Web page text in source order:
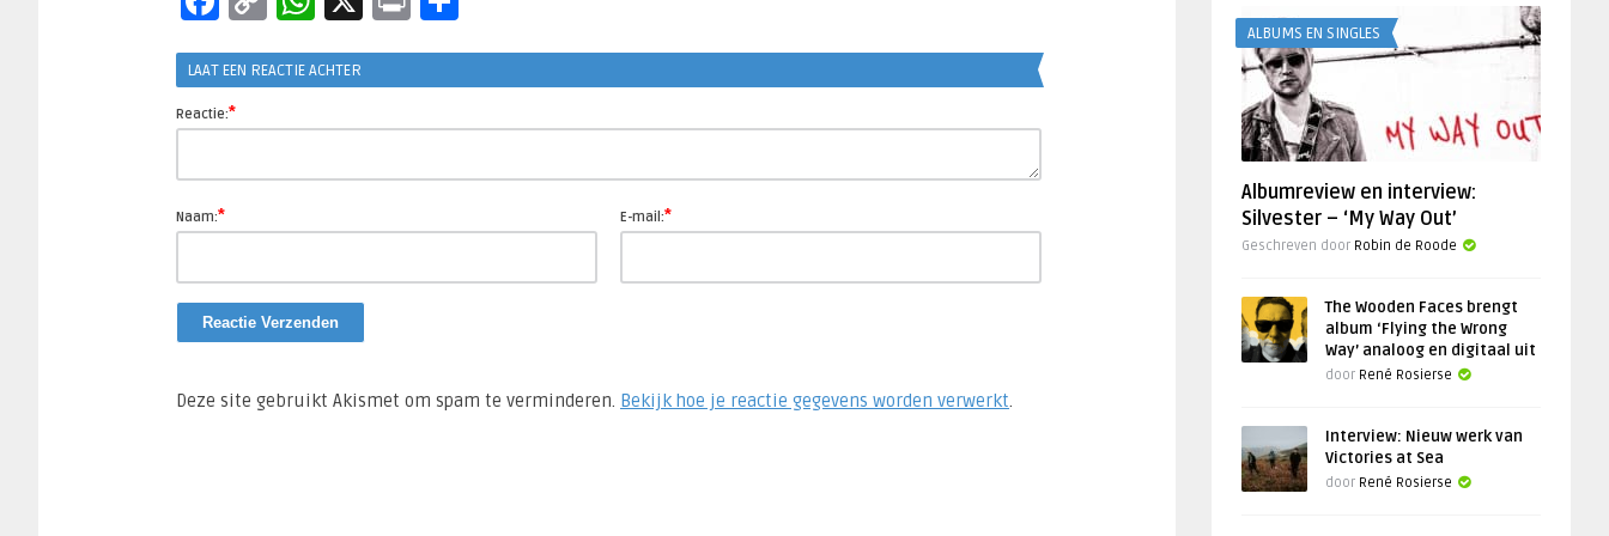
LAAT EEN REACTIE ACHTER
Reactie:*
Naam:* E-mail:*
Deze site gebruikt Akismet om spam te verminderen. Bekijk hoe je reactie gegevens worden verwerkt
ALBUMS EN SINGLES
Albumreview en interview:
Silvester – ‘My Way Out’
Geschreven door Robin de Roode
The Wooden Faces brengt
album ‘Flying the Wrong
Way’ analoog en digitaal uit
door René Rosierse
Interview: Nieuw werk van
Victories at Sea
door René Rosierse